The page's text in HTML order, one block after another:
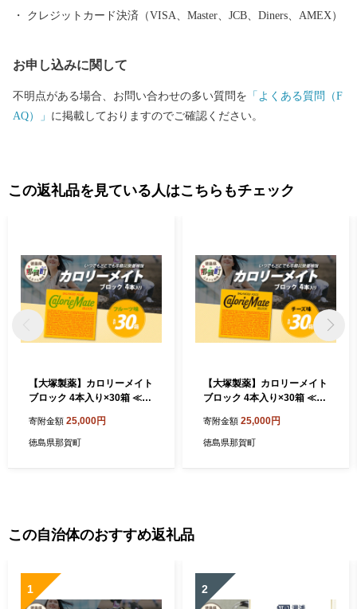
クレジットカード決済（VISA、Master、JCB、Diners、AMEX）
お申し込みに関して
不明点がある場合、お問い合わせの多い質問を 「よくある質問（F
AQ）」 に掲載しておりますのでご確認ください。
この返礼品を見ている人はこちらもチェック
【大塚製薬】カロリーメイト
ブロック 4本入り×30箱 ≪フ
リーメイト フルーツ ビタミ
ン ミネラル たんぱく質 脂質
寄附金額 25,000円
徳島県那賀町
【大塚製薬】カロリーメイト
ブロック 4本入り×30箱 ≪チ
ーメイト チーズ ビタミン ミ
ネラル たんぱく質 脂質 糖質
寄附金額 25,000円
徳島県那賀町
この自治体のおすすめ返礼品
1 2